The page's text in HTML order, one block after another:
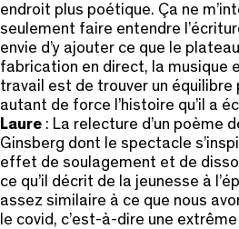
endroit plus poétique. Ça ne
seulement faire entendre
envie d’y ajouter ce que le
fabrication en direct, la musique
travail est de trouver un équilibre
autant de force l’histoire qu’il a
Laure : La relecture d’un poème
Ginsberg dont le spectacle
effet de soulagement et de
ce qu’il décrit de la jeunesse à
assez similaire à ce que nous
le covid, c’est-à-dire une